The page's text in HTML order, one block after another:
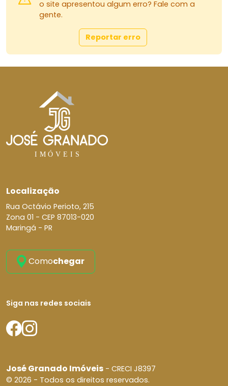
o site apresentou algum erro? Fale com a
gente.
Reportar erro
Localização
Rua Octávio Perioto, 215
Zona 01 - CEP 87013-020
Maringá - PR
Comochegar
Siga nas redes sociais
José Granado Imóveis - CRECI J8397
© 2026 - Todos os direitos reservados.